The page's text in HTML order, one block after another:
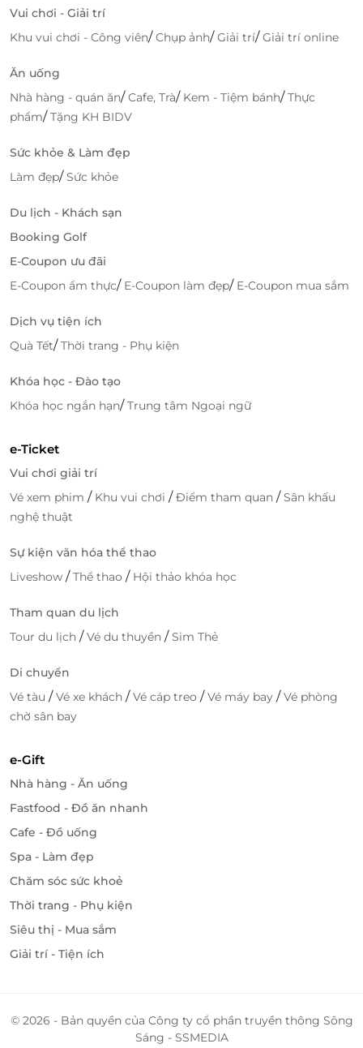
mọi khách hàng.
LifeLink
để sở hữu vô vàn deal ăn uống hấp
dẫn bạn nhé!
Vui chơi - Giải trí
Khu vui chơi - Công viên/Chụp ảnh/Giải trí/Giải trí online
Ăn uống
Nhà hàng - quán ăn/Cafe, Trà/ Kem - Tiệm bánh/Thực
phẩm/Tặng KH BIDV
Sức khỏe & Làm đẹp
Làm đẹp/Sức khỏe
Du lịch - Khách sạn
Booking Golf
E-Coupon ưu đãi
E-Coupon ẩm thực/ E-Coupon làm đẹp/ E-Coupon mua sắm
Dịch vụ tiện ích
Quà Tết/Thời trang - Phụ kiện
Khóa học - Đào tạo
Khóa học ngắn hạn/Trung tâm Ngoại ngữ
e-Ticket
Vui chơi giải trí
Vé xem phim / Khu vui chơi /Điểm tham quan /Sân khấu
nghệ thuật
Sự kiện văn hóa thể thao
Liveshow /Thể thao / Hội thảo khóa học
Tham quan du lịch
Tour du lịch /Vé du thuyền /Sim Thẻ
Di chuyển
Vé tàu /Vé xe khách /Vé cáp treo /Vé máy bay /Vé phòng
chờ sân bay
e-Gift
Nhà hàng - Ăn uống
Fastfood - Đồ ăn nhanh
Cafe - Đồ uống
Spa - Làm đẹp
Chăm sóc sức khoẻ
Thời trang - Phụ kiện
Siêu thị - Mua sắm
Giải trí - Tiện ích
© 2026 - Bản quyền của Công ty cổ phần truyền thông Sông
Sáng - SSMEDIA